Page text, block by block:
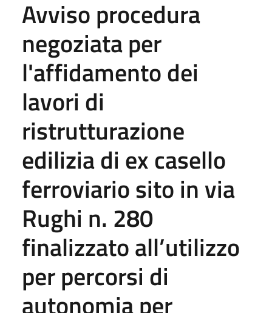
Avviso procedura
negoziata per
l'affidamento dei
lavori di
ristrutturazione
edilizia di ex casello
ferroviario sito in via
Rughi n. 280
finalizzato all’utilizzo
per percorsi di
autonomia per